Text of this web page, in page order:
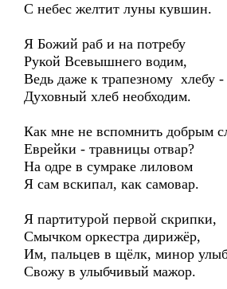
С небес желтит луны кувшин.
Я Божий раб и на потребу
Рукой Всевышнего водим,
Ведь даже к трапезному хлебу -
Духовный хлеб необходим.
Как мне не вспомнить добрым
Еврейки - травницы отвар?
На одре в сумраке лиловом
Я сам вскипал, как самовар.
Я партитурой первой скрипки,
Смычком оркестра дирижёр,
Им, пальцев в щёлк, минор
Свожу в улыбчивый мажор.